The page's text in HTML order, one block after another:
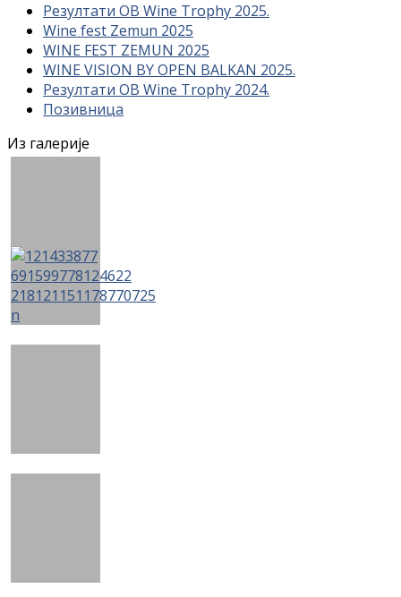
Резултати OB Wine Trophy 2025.
Wine fest Zemun 2025
WINE FEST ZEMUN 2025
WINE VISION BY OPEN BALKAN 2025.
Резултати OB Wine Trophy 2024.
Позивница
Из галерије